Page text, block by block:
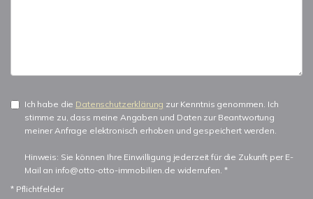
Ich habe die Datenschutzerklärung zur Kenntnis genommen. Ich
stimme zu, dass meine Angaben und Daten zur Beantwortung
meiner Anfrage elektronisch erhoben und gespeichert werden.
Hinweis: Sie können Ihre Einwilligung jederzeit für die Zukunft per E-
Mail an info@otto-otto-immobilien.de widerrufen. *
* Pflichtfelder